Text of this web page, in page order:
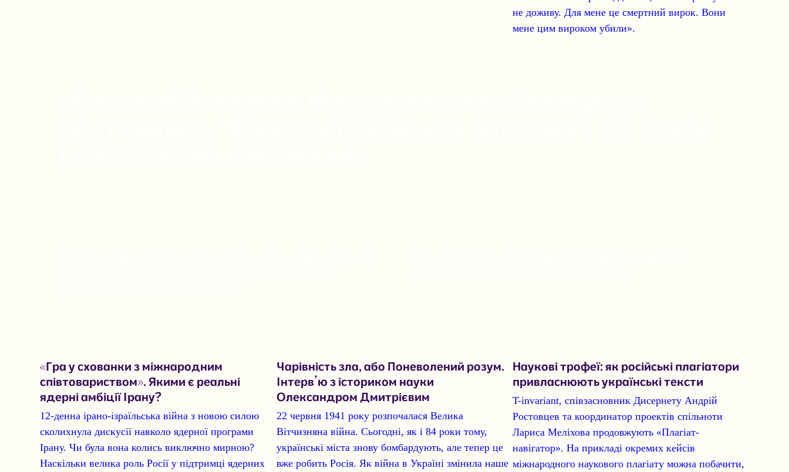
не доживу. Для мене це смертний вирок. Вони
мене цим вироком убили».
«Гра у схованки з міжнародним
співтовариством». Якими є реальні
ядерні амбіції Ірану?
12-денна ірано-ізраїльська війна з новою силою
сколихнула дискусії навколо ядерної програми
Ірану. Чи була вона колись виключно мирною?
Наскільки велика роль Росії у підтримці ядерних
Чарівність зла, або Поневолений розум.
Інтерв’ю з істориком науки
Олександром Дмитрієвим
22 червня 1941 року розпочалася Велика
Вітчизняна війна. Сьогодні, як і 84 роки тому,
українські міста знову бомбардують, але тепер це
вже робить Росія. Як війна в Україні змінила наше
Наукові трофеї: як російські плагіатори
привласнюють українські тексти
T-invariant, співзасновник Дисернету Андрій
Ростовцев та координатор проектів спільноти
Лариса Меліхова продовжують «Плагіат-
навігатор». На прикладі окремих кейсів
міжнародного наукового плагіату можна побачити,